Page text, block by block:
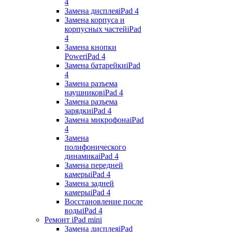
4
Замена дисплеяiPad 4
Замена корпуса и
корпусных частейiPad
4
Замена кнопки
PoweriPad 4
Замена батарейкиiPad
4
Замена разъема
наушниковiPad 4
Замена разъема
зарядкиiPad 4
Замена микрофонаiPad
4
Замена
полифонического
динамикаiPad 4
Замена передней
камерыiPad 4
Замена задней
камерыiPad 4
Восстановление после
водыiPad 4
Ремонт iPad mini
Замена дисплеяiPad